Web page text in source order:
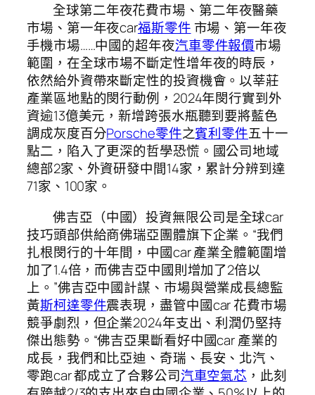
全球第二年夜花費市場、第二年夜醫藥
市場、第一年夜car福斯零件 市場、第一年夜
手機市場……中國的超年夜汽車零件報價市場
範圍，在全球市場不斷定性增年夜的時辰，
依然給外資帶來斷定性的投資機會。以莘莊
產業區地點的閔行動例，2024年閔行實到外
資逾13億美元，新增跨張水瓶聽到要將藍色
調成灰度百分Porsche零件之賓利零件五十一
點二，陷入了更深的哲學恐慌。國公司地域
總部2家、外資研發中間14家，累計分辨到達
71家、100家。
佛吉亞（中國）投資無限公司是全球car
技巧頭部供給商佛瑞亞團體旗下企業。“我們
扎根閔行的十年間，中國car 產業全體範圍增
加了1.4倍，而佛吉亞中國則增加了2倍以
上。”佛吉亞中國計謀、市場與營業成長總監
黃斯柯達零件震表現，盡管中國car 花費市場
競爭劇烈，但企業2024年支出、利潤仍堅持
傑出態勢。“佛吉亞果斷看好中國car 產業的
成長，我們和比亞迪、奇瑞、長安、北汽、
零跑car 都成立了合夥公司汽車空氣芯 ，此刻